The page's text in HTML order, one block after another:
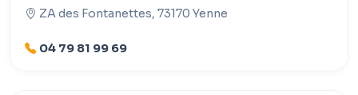
ZA des Fontanettes, 73170 Yenne
04 79 81 99 69